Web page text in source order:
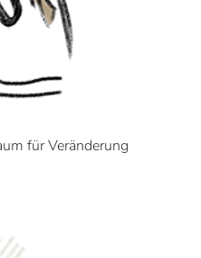
für Veränderung